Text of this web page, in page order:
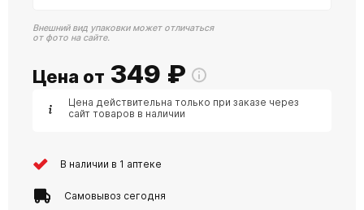
Внешний вид упаковки может отличаться
от фото на сайте.
Цена от 349 ₽
Цена действительна только при заказе через
сайт товаров в наличии
В наличии в 1 аптеке
Самовывоз сегодня